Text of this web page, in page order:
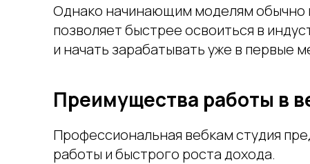
Однако начинающим моделям обычно
позволяет быстрее освоиться в
и начать зарабатывать уже в первые
Преимущества работы в
Профессиональная вебкам студия
работы и быстрого роста дохода.